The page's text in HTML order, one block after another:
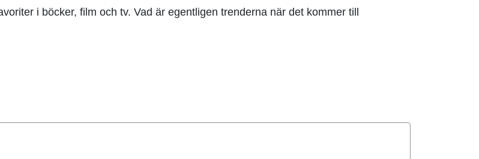
i böcker, film och tv. Vad är egentligen trenderna när det kommer till